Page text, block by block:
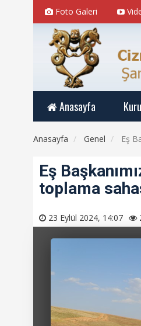
Foto Galeri
Anasayfa
Anasayfa Genel Eş
Eş
toplama
23 Eylül 2024, 14:07